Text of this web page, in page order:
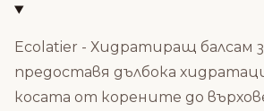
Ecolatier - Хидратиращ балсам
предоставя дълбока
косата от корените до